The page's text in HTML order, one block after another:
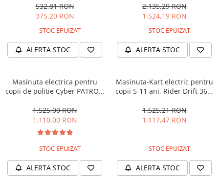
532,81 RON
375,20 RON
STOC EPUIZAT
ALERTA STOC
2.135,29 RON
1.524,19 RON
STOC EPUIZAT
ALERTA STOC
Masinuta electrica pentru
copii de politie Cyber PATROL,
90W, 12V, Black & White
1.525,00 RON
1.110,00 RON
STOC EPUIZAT
ALERTA STOC
Masinuta-Kart electric pentru
copii 5-11 ani, Rider Drift 360,
1.525,21 RON
1.117,47 RON
STOC EPUIZAT
ALERTA STOC